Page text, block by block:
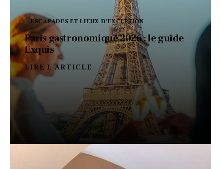
ESCAPADES ET LIEUX D'EXCEPTION
Paris gastronomique 2026 : le guide
Exquis
LIRE L'ARTICLE